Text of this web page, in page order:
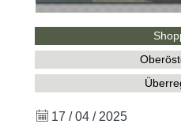
17 / 04 / 2025